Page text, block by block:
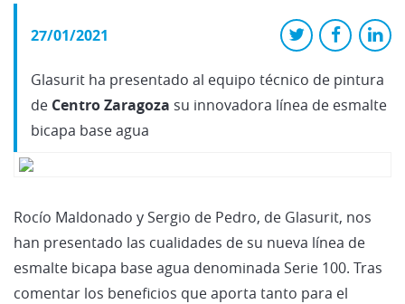
27/01/2021
Glasurit ha presentado al equipo técnico de pintura
de Centro Zaragoza su innovadora línea de esmalte
bicapa base agua
Rocío Maldonado y Sergio de Pedro, de Glasurit, nos
han presentado las cualidades de su nueva línea de
esmalte bicapa base agua denominada Serie 100. Tras
comentar los beneficios que aporta tanto para el